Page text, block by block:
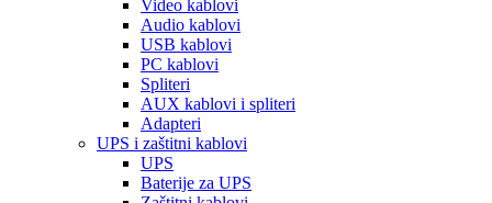
Video kablovi
Audio kablovi
USB kablovi
PC kablovi
Spliteri
AUX kablovi i spliteri
Adapteri
UPS i zaštitni kablovi
UPS
Baterije za UPS